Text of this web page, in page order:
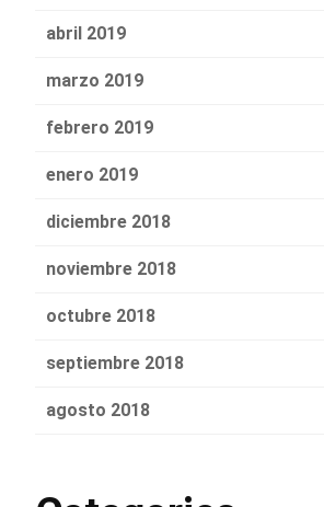
abril 2019
marzo 2019
febrero 2019
enero 2019
diciembre 2018
noviembre 2018
octubre 2018
septiembre 2018
agosto 2018